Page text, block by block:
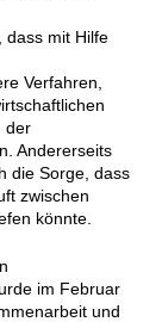
dass mit Hilfe
Verfahren,
der
Andererseits
die Sorge, dass
zwischen
könnte.
im Februar
und